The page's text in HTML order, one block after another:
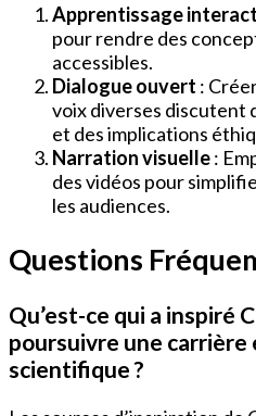
Apprentissage
pour rendre des
accessibles.
Dialogue ouvert :
voix diverses discutent
et des implications
Narration visuelle:
des vidéos pour
les audiences.
Questions
Qu’est-ce qui a inspiré
poursuivre une carrière
scientifique ?